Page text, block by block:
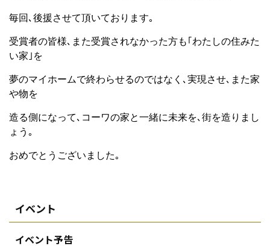
毎回､後援させて頂いております｡
受賞者の皆様､また受賞されなかった方も｢わたしの住みた
い家｣を
夢のマイホームで終わらせるのではなく､実現させ､また家
や物を
造る側になって､コーワの家と一緒に未来を､街を造りまし
ょう｡
おめでとうございました｡
イベント
イベント予告